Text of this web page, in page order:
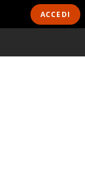
ACCEDI